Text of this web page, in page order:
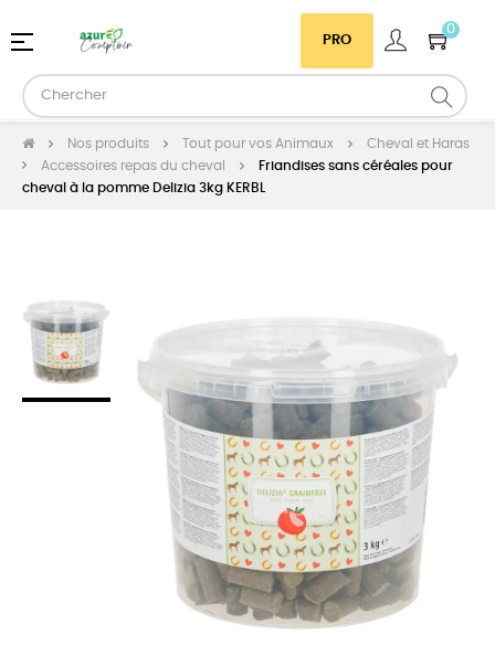
PRO
0
Basculer
navigation
☰
Nos produits Tout pour vos Animaux
Cheval et Haras
Accessoires repas du cheval
Friandises sans céréales pour
cheval à la pomme Delizia 3kg KERBL